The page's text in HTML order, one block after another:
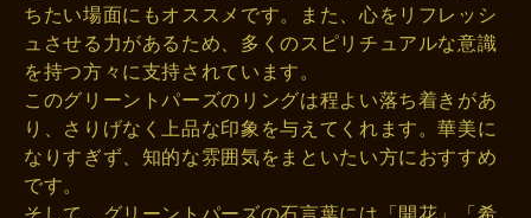
ちたい場面にもオススメです。また、心をリフレッシ
ュさせる力があるため、多くのスピリチュアルな意識
を持つ方々に支持されています。
このグリーントパーズのリングは程よい落ち着きがあ
り、さりげなく上品な印象を与えてくれます。華美に
なりすぎず、知的な雰囲気をまといたい方におすすめ
です。
そして、グリーントパーズの石言葉には「開花」「希